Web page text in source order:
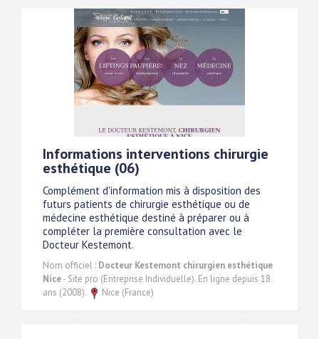
Informations interventions chirurgie
esthétique (06)
Complément d'information mis à disposition des
futurs patients de chirurgie esthétique ou de
médecine esthétique destiné à préparer ou à
compléter la première consultation avec le
Docteur Kestemont.
Nom officiel : Docteur Kestemont chirurgien esthétique
Nice- Site pro (Entreprise Individuelle). En ligne depuis 18
ans (2008).
Nice (France)